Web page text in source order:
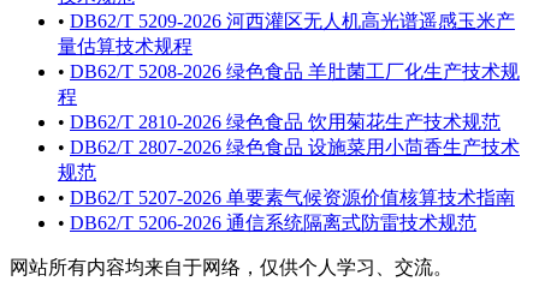
• DB62/T 5209-2026 河西灌区无人机高光谱遥感玉米产
量估算技术规程
• DB62/T 5208-2026 绿色食品 羊肚菌工厂化生产技术规
程
• DB62/T 2810-2026 绿色食品 饮用菊花生产技术规范
• DB62/T 2807-2026 绿色食品 设施菜用小茴香生产技术
规范
• DB62/T 5207-2026 单要素气候资源价值核算技术指南
• DB62/T 5206-2026 通信系统隔离式防雷技术规范
网站所有内容均来自于网络，仅供个人学习、交流。